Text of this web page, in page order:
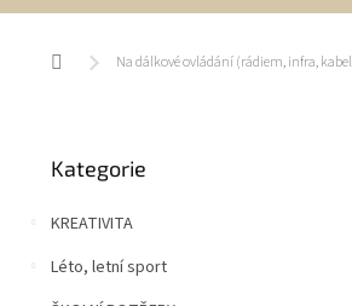
Domů Na dálkové ovládání (rádiem, infra,
s
r
a
kategorie
Kategorie
KREATIVITA
Léto, letní sport